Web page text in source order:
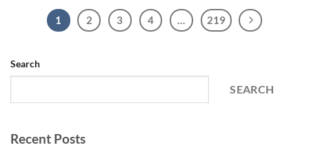
1 2 3 4 219
Search
SEARCH
Recent Posts